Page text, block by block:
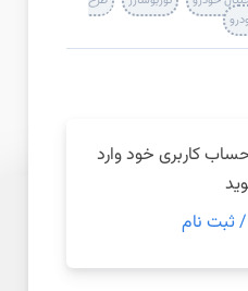
کاربری خود وارد
ثبت نام